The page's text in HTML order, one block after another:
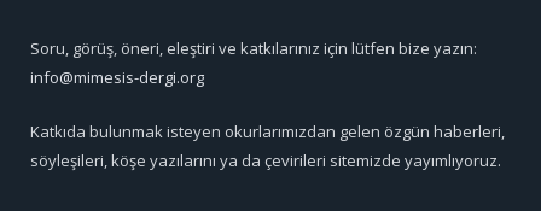
Soru, görüş, öneri, eleştiri ve katkılarınız için lütfen bize yazın:
info@mimesis-dergi.org
Katkıda bulunmak isteyen okurlarımızdan gelen özgün haberleri,
söyleşileri, köşe yazılarını ya da çevirileri sitemizde yayımlıyoruz.